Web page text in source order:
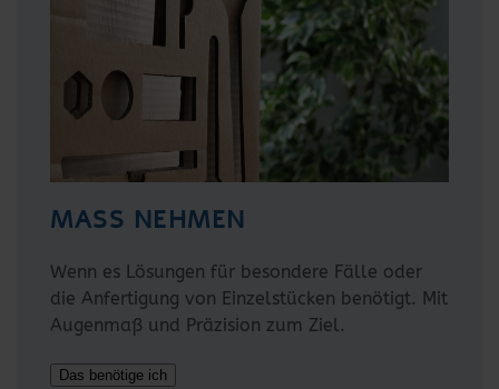
MASS NEHMEN
Wenn es Lösungen für besondere Fälle oder
die Anfertigung von Einzelstücken benötigt. Mit
Augenmaß und Präzision zum Ziel.
Das benötige ich